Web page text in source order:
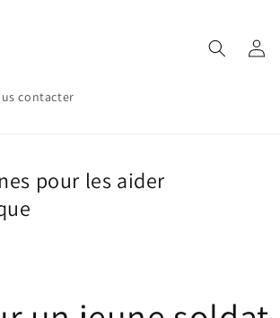
contacter
Connexion
pour les aider